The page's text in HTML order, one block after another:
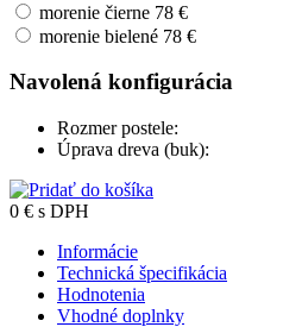
morenie čierne 78 €
morenie bielené 78 €
Navolená konfigurácia
Rozmer postele:
Úprava dreva (buk):
0 € s DPH
Informácie
Technická špecifikácia
Hodnotenia
Vhodné doplnky